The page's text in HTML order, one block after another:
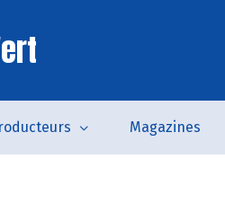
Magazines